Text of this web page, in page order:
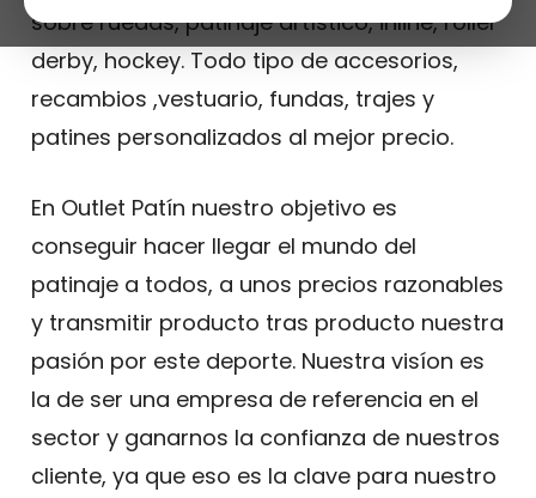
sobre ruedas, patinaje artístico, inline, roller
derby, hockey. Todo tipo de accesorios,
recambios ,vestuario, fundas, trajes y
patines personalizados al mejor precio.
En Outlet Patín nuestro objetivo es
conseguir hacer llegar el mundo del
patinaje a todos, a unos precios razonables
y transmitir producto tras producto nuestra
pasión por este deporte. Nuestra visíon es
la de ser una empresa de referencia en el
sector y ganarnos la confianza de nuestros
cliente, ya que eso es la clave para nuestro